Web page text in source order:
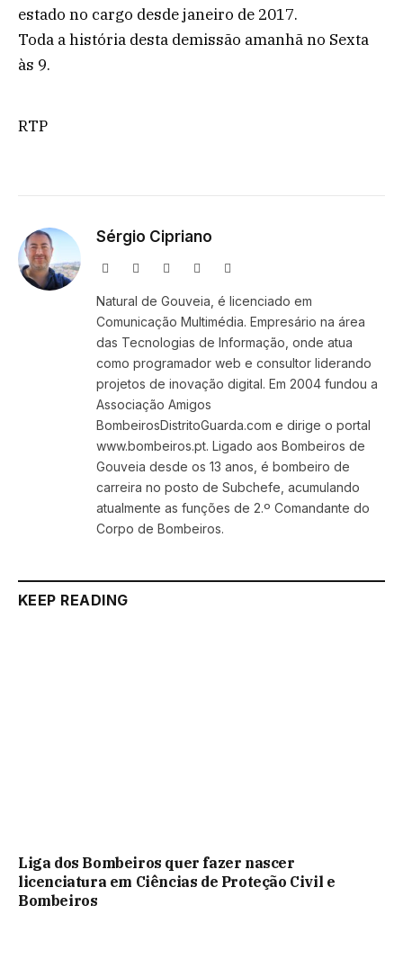
estado no cargo desde janeiro de 2017.
Toda a história desta demissão amanhã no Sexta
às 9.
RTP
Sérgio Cipriano
Website Facebook Instagram
Natural de Gouveia, é licenciado em
Comunicação Multimédia. Empresário na área
das Tecnologias de Informação, onde atua
como programador web e consultor liderando
projetos de inovação digital. Em 2004 fundou a
Associação Amigos
BombeirosDistritoGuarda.com e dirige o portal
www.bombeiros.pt. Ligado aos Bombeiros de
Gouveia desde os 13 anos, é bombeiro de
carreira no posto de Subchefe, acumulando
atualmente as funções de 2.º Comandante do
Corpo de Bombeiros.
KEEP READING
Liga dos Bombeiros quer fazer nascer
licenciatura em Ciências de Proteção Civil e
Bombeiros